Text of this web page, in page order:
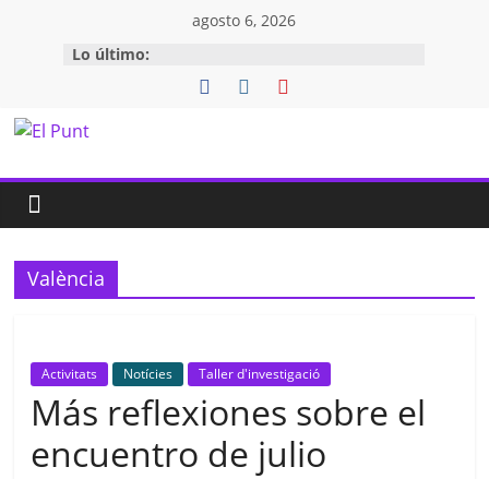
contenido
agosto 6, 2026
Lo último:
El
Punt
Espai
de
València
Activitats Notícies Taller d'investigació
Más reflexiones sobre el
encuentro de julio